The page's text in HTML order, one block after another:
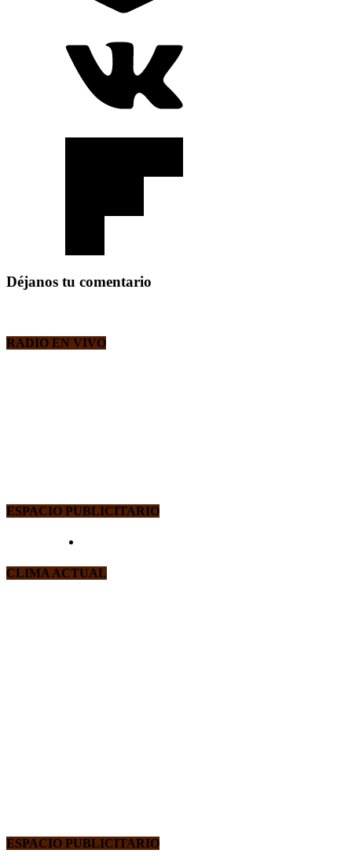
Déjanos tu comentario
RADIO EN VIVO
ESPACIO PUBLICITARIO
CLIMA ACTUAL
ESPACIO PUBLICITARIO